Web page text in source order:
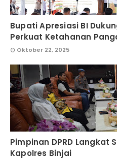
Bupati Apresiasi BI
Perkuat Ketahanan
Oktober 22, 2025
Pimpinan DPRD Langkat
Kapolres Binjai